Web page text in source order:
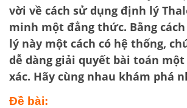
vời về cách sử dụng định lý
minh một đẳng thức. Bằng
lý này một cách có hệ thống,
dễ dàng giải quyết bài toán một
xác. Hãy cùng nhau khám phá
Đề bài: